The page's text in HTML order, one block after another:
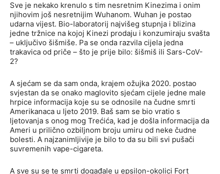
Sve je nekako krenulo s tim nesretnim Kinezima i onim
njihovim još nesretnijim Wuhanom. Wuhan je postao
udarna vijest. Bio-laboratorij najvišeg stupnja i blizina
jedne tržnice na kojoj Kinezi prodaju i konzumiraju svašta
– uključivo šišmiše. Pa se onda razvila cijela jedna
trakavica od priče – što je prije bilo: šišmiš ili Sars-CoV-
2?
A sjećam se da sam onda, krajem ožujka 2020. postao
svjestan da se onako maglovito sjećam cijele jedne male
hrpice informacija koje su se odnosile na čudne smrti
Amerikanaca u ljeto 2019. Baš sam se bio vratio s
ljetovanja s onog mog Trećića, kad je došla informacija da
Ameri u prilično ozbiljnom broju umiru od neke čudne
bolesti. A najzanimljivije je bilo to da su bili svi pušači
suvremenih vape-cigareta.
A sve su se te smrti događale u epsilon-okolici Fort